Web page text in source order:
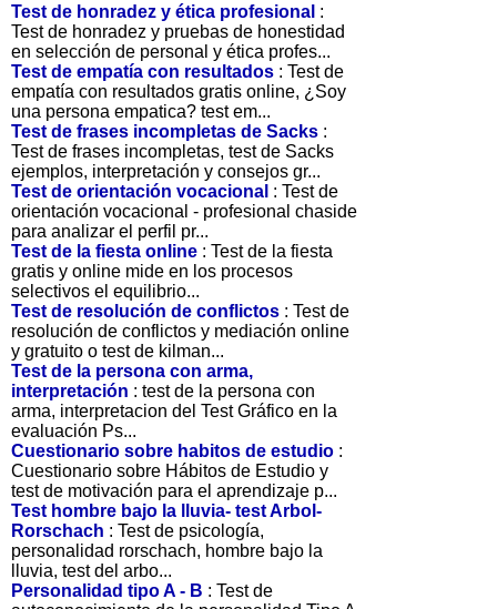
Test de honradez y ética profesional :
Test de honradez y pruebas de honestidad
en selección de personal y ética profes...
Test de empatía con resultados : Test de
empatía con resultados gratis online, ¿Soy
una persona empatica? test em...
Test de frases incompletas de Sacks :
Test de frases incompletas, test de Sacks
ejemplos, interpretación y consejos gr...
Test de orientación vocacional : Test de
orientación vocacional - profesional chaside
para analizar el perfil pr...
Test de la fiesta online : Test de la fiesta
gratis y online mide en los procesos
selectivos el equilibrio...
Test de resolución de conflictos : Test de
resolución de conflictos y mediación online
y gratuito o test de kilman...
Test de la persona con arma,
interpretación : test de la persona con
arma, interpretacion del Test Gráfico en la
evaluación Ps...
Cuestionario sobre habitos de estudio :
Cuestionario sobre Hábitos de Estudio y
test de motivación para el aprendizaje p...
Test hombre bajo la lluvia- test Arbol-
Rorschach : Test de psicología,
personalidad rorschach, hombre bajo la
lluvia, test del arbo...
Personalidad tipo A - B : Test de